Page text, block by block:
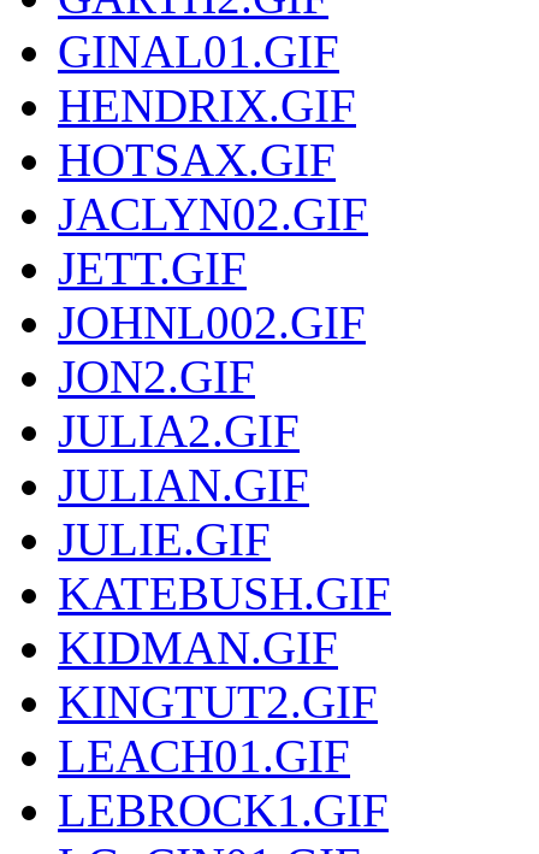
GINAL01.GIF
HENDRIX.GIF
HOTSAX.GIF
JACLYN02.GIF
JETT.GIF
JOHNL002.GIF
JON2.GIF
JULIA2.GIF
JULIAN.GIF
JULIE.GIF
KATEBUSH.GIF
KIDMAN.GIF
KINGTUT2.GIF
LEACH01.GIF
LEBROCK1.GIF